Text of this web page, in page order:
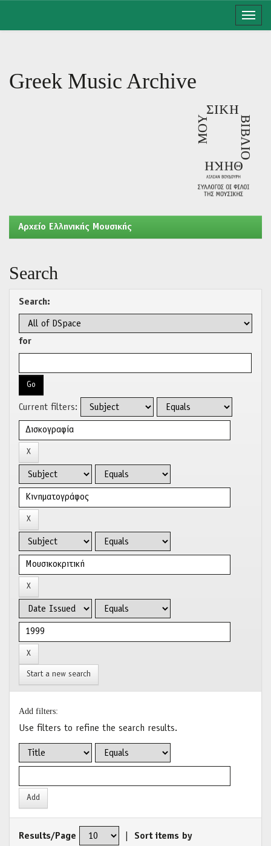
Greek Music Archive
Aρχείο Ελληνικής Μουσικής
Search
Search:
for
Current filters:
Start a new search
Add filters:
Use filters to refine the search results.
Results/Page Sort items by